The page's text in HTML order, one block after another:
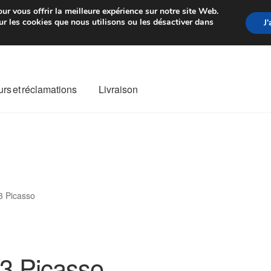
de 7 EUR Du lundi au
et réclamations Livraison
Picasso
vous offrir la meilleure expérience sur notre site Web.
les cookies que nous utilisons ou les désactiver dans